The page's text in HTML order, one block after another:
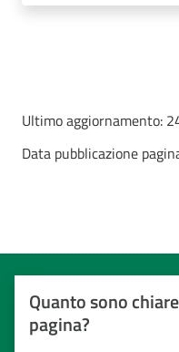
Ultimo aggiornamento:
Data pubblicazione
Quanto sono
pagina?